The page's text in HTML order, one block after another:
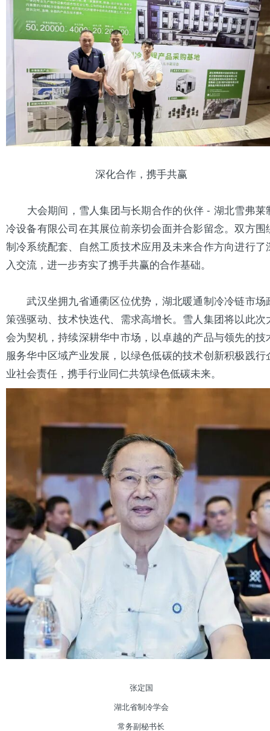
深化合作，携手共赢
大会期间，雪人集团与长期合作的伙伴 - 湖北雪弗莱
冷设备有限公司在其展位前亲切会面并合影留念。双方围
制冷系统配套、自然工质技术应用及未来合作方向进行了
入交流，进一步夯实了携手共赢的合作基础。
武汉坐拥九省通衢区位优势，湖北暖通制冷冷链市场
策强驱动、技术快迭代、需求高增长。雪人集团将以此次
会为契机，持续深耕华中市场，以卓越的产品与领先的技
服务华中区域产业发展，以绿色低碳的技术创新积极践行
业社会责任，携手行业同仁共筑绿色低碳未来。
张定国
湖北省制冷学会
常务副秘书长